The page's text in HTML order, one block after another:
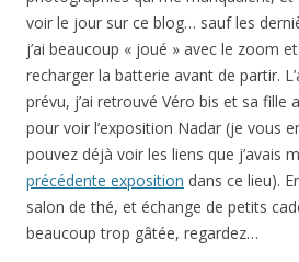
voir le jour sur ce blog… sauf les
j’ai beaucoup « joué » avec le zoom
recharger la batterie avant de partir.
prévu, j’ai retrouvé Véro bis et sa fille
pour voir l’exposition Nadar (je vous
pouvez déjà voir les liens que j’avais
précédente exposition dans ce lieu).
salon de thé, et échange de petits
beaucoup trop gâtée, regardez…